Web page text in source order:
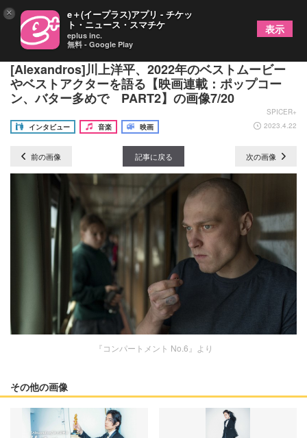
独断と偏見で選ぶカワカミー賞発表！
[Alexandros]川上洋平、2022年のベストムービー
やベストアクターを語る【映画連載：ポップコー
ン、バター多めで PART2】の画像7/20
SPICER+
インタビュー
音楽 映画 2023.4.22
前の画像 記事に戻る 次の画像
『コンパートメント No.6』より
その他の画像
× e＋(イープラス)アプリ - チケッ
ト・ニュース・スマチケ
eplus inc.
無料 - Google Play
表示